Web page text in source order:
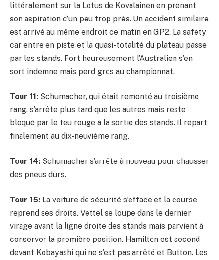
littéralement sur la Lotus de Kovalainen en prenant
son aspiration d’un peu trop près. Un accident similaire
est arrivé au même endroit ce matin en GP2. La safety
car entre en piste et la quasi-totalité du plateau passe
par les stands. Fort heureusement l’Australien s’en
sort indemne mais perd gros au championnat.
Tour 11: Schumacher, qui était remonté au troisième
rang, s’arrête plus tard que les autres mais reste
bloqué par le feu rouge à la sortie des stands. Il repart
finalement au dix-neuvième rang.
Tour 14: Schumacher s’arrête à nouveau pour chausser
des pneus durs.
Tour 15: La voiture de sécurité s’efface et la course
reprend ses droits. Vettel se loupe dans le dernier
virage avant la ligne droite des stands mais parvient à
conserver la première position. Hamilton est second
devant Kobayashi qui ne s’est pas arrêté et Button. Les